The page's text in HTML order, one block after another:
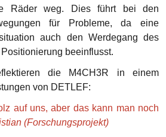
Räder weg. Dies führt bei den
für Probleme, da eine
auch den Werdegang des
beeinflusst.
die M4CH3R in einem
von DETLEF:
auf uns, aber das kann man noch
(Forschungsprojekt)